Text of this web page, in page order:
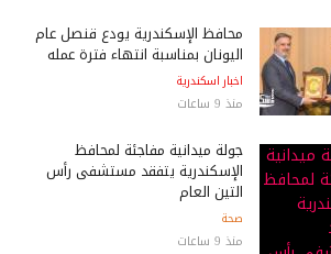
محافظ الإسكندرية يودع قنصل عام
اليونان بمناسبة انتهاء فترة عمله
اخبار اسكندرية
منذ 9 ساعات
جولة ميدانية مفاجئة لمحافظ
الإسكندرية يتفقد مستشفى رأس
التين العام
صحة
منذ 9 ساعات